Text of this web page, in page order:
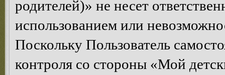
родителей)» не несет
использованием или
Поскольку Пользователь
контроля со стороны «Мой